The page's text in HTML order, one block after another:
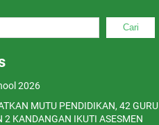
Cari
2026
MUTU PENDIDIKAN, 42 GURU
2 KANDANGAN IKUTI ASESMEN